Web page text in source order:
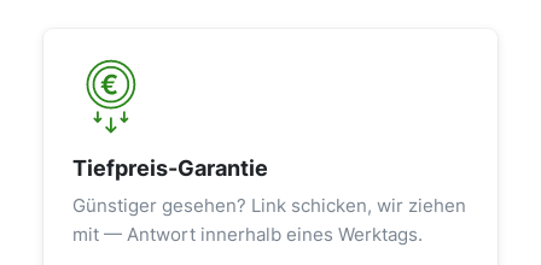
Tiefpreis-Garantie
Günstiger gesehen? Link schicken, wir ziehen
mit — Antwort innerhalb eines Werktags.